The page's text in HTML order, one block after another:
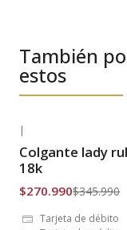
También
estos
Envío Gratis
|
Colgante lady
18k
$270.990$345.990
Tarjeta de débito